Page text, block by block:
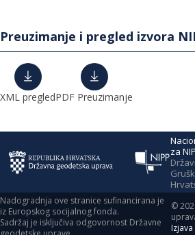
Preuzimanje i pregled izvora
XML pregledPDF Preuzimanje
za
Nadogradnja ove stranice sufinancirana je
iz Europskog socijalnog fonda.
Sadržaj je isključiva odgovornost Državne
©